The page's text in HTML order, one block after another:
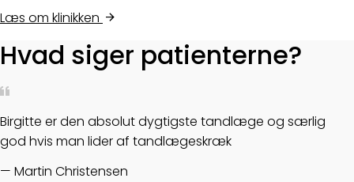
Læs om klinikken
Hvad siger patienterne?
Birgitte er den absolut dygtigste tandlæge og særlig
god hvis man lider af tandlægeskræk
— Martin Christensen